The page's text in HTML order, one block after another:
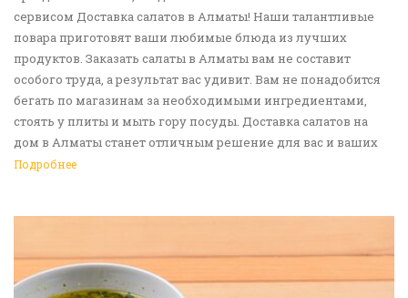
сервисом Доставка салатов в Алматы! Наши талантливые
повара приготовят ваши любимые блюда из лучших
продуктов. Заказать салаты в Алматы вам не составит
особого труда, а результат вас удивит. Вам не понадобится
бегать по магазинам за необходимыми ингредиентами,
стоять у плиты и мыть гору посуды. Доставка салатов на
дом в Алматы станет отличным решение для вас и ваших
родных, друзей. Ведь мы сами берем все хлопоты в свои
Подробнее